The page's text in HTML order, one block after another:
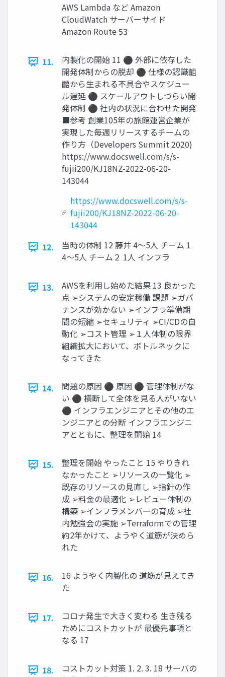
AWS Lambda など Amazon
CloudWatch サーバーサイド
Amazon Route 53
11.
内製化の開始 11 ⚫ 外部に依存した
開発体制からの脱却 ⚫ 仕様の認識齟
齬から生まれる不具合やスケジュー
ル遅延 ⚫ スケールアウトしづらい開
発体制 ⚫ 社内の状況に合わせた開発
■参考 創業105年の旅館運営企業が
実現した毎週リリースするチームの
作り方（Developers Summit 2020)
https://www.docswell.com/s/s-
fujii200/KJ18NZ-2022-06-20-
143044
https://www.docswell.com/s/s-
fujii200/KJ18NZ-2022-06-20-
143044
12.
当時の体制 12 藤井 4～5人 チーム１
4～5人 チーム２ 1人 インフラ
13.
AWSを利用し始めた結果 13 良かった
点 ➢システムの安定稼働 課題 ➢ガバ
ナンスが効かない ➢インフラ準備期
間の短縮 ➢セキュリティ ➢CI/CDの自
動化 ➢コスト管理 ➢１人体制の限界
組織拡大において、ボトルネックに
なってきた
14.
問題の原因 ⚫ 原因 ⚫ 管理体制がな
い ⚫ 横断して全体を見る人がいない
⚫ インフラエンジニアとその他のエ
ンジニアとの分断 インフラエンジニ
アとともに、整理を開始 14
15.
整理を開始 やったこと 15 やりきれ
なかったこと ➢リソースの一覧化 ➢
既存のリソースの見直し ➢指針の作
成 ➢料金の最適化 ➢レビュー体制の
構築 ➢インフラメンバーの育成 ➢社
内勉強会の実施 ➢Terraformでの管理
約2年かけて、ようやく道筋が決めら
れた
16.
16 ようやく内製化の 道筋が見えてき
た
17.
コロナ発生で大きく変わる 生き残る
ためにコストカットが 最優先事項と
なる 17
18.
コストカット対策 1. 2. 3. 18 サーバの